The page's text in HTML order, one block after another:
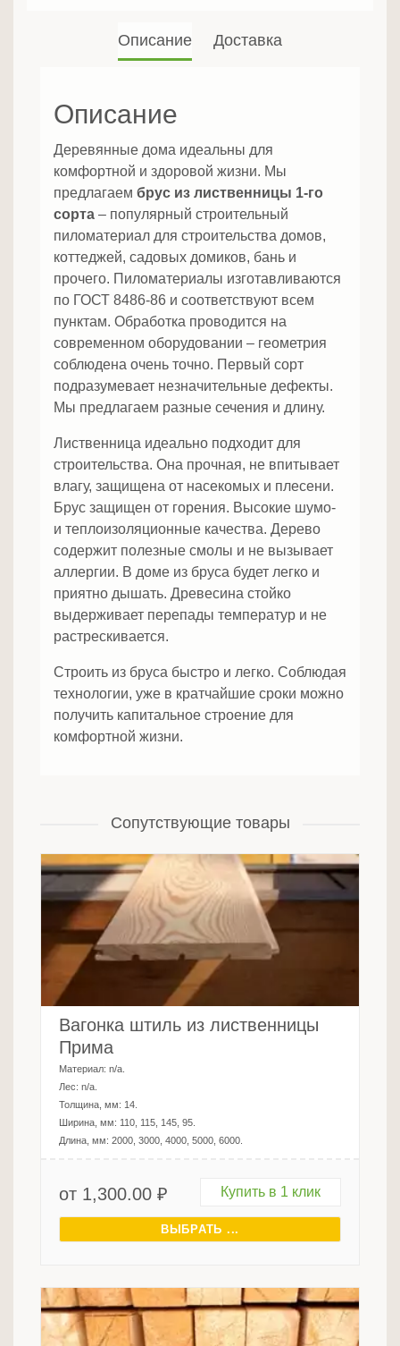
Описание Доставка
Описание
Деревянные дома идеальны для
комфортной и здоровой жизни. Мы
предлагаем брус из лиственницы 1-го
сорта – популярный строительный
пиломатериал для строительства домов,
коттеджей, садовых домиков, бань и
прочего. Пиломатериалы изготавливаются
по ГОСТ 8486-86 и соответствуют всем
пунктам. Обработка проводится на
современном оборудовании – геометрия
соблюдена очень точно. Первый сорт
подразумевает незначительные дефекты.
Мы предлагаем разные сечения и длину.
Лиственница идеально подходит для
строительства. Она прочная, не впитывает
влагу, защищена от насекомых и плесени.
Брус защищен от горения. Высокие шумо-
и теплоизоляционные качества. Дерево
содержит полезные смолы и не вызывает
аллергии. В доме из бруса будет легко и
приятно дышать. Древесина стойко
выдерживает перепады температур и не
растрескивается.
Строить из бруса быстро и легко. Соблюдая
технологии, уже в кратчайшие сроки можно
получить капитальное строение для
комфортной жизни.
Сопутствующие товары
Вагонка штиль из лиственницы
Прима
Материал: n/a.
Лес: n/a.
Толщина, мм: 14.
Ширина, мм: 110, 115, 145, 95.
Длина, мм: 2000, 3000, 4000, 5000, 6000.
от 1,300.00 ₽ Купить в 1 клик
ВЫБРАТЬ ...